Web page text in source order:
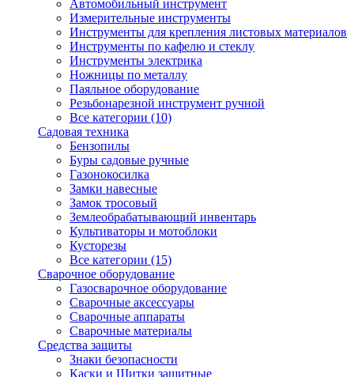
Автомобильный инструмент
Измерительные инструменты
Инструменты для крепления листовых материалов
Инструменты по кафелю и стеклу
Инструменты электрика
Ножницы по металлу
Паяльное оборудование
Резьбонарезной инструмент ручной
Все категории (10)
Садовая техника
Бензопилы
Буры садовые ручные
Газонокосилка
Замки навесные
Замок тросовый
Землеобрабатывающий инвентарь
Культиваторы и мотоблоки
Кусторезы
Все категории (15)
Сварочное оборудование
Газосварочное оборудование
Сварочные аксессуары
Сварочные аппараты
Сварочные материалы
Средства защиты
Знаки безопасности
Каски и Щитки защитные